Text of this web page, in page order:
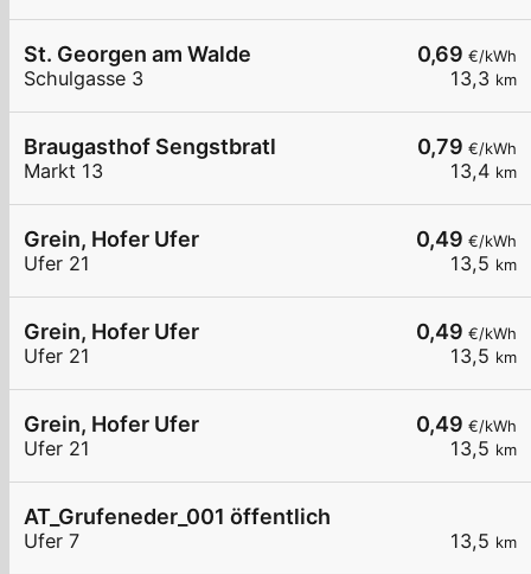
0,69 €/kWh
13,3 km
St. Georgen am Walde
Schulgasse 3
0,79 €/kWh
13,4 km
Braugasthof Sengstbratl
Markt 13
0,49 €/kWh
13,5 km
Grein, Hofer Ufer
Ufer 21
0,49 €/kWh
13,5 km
Grein, Hofer Ufer
Ufer 21
0,49 €/kWh
13,5 km
Grein, Hofer Ufer
Ufer 21
13,5 km
AT_Grufeneder_001 öffentlich
Ufer 7